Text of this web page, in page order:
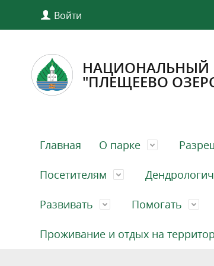
Войти
НАЦИОНАЛЬНЫЙ
"ПЛЕЩЕЕВО
Главная О парке
Посетителям
Развивать Помогать
Проживание и отдых на